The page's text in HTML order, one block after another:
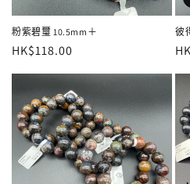
粉紫碧璽 10.5mm＋
定
HK$118.00
彼
定